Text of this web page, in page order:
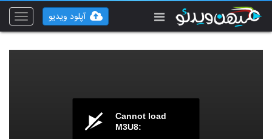
Toggle
آپلود ویدیو
Cannot load
M3U8: